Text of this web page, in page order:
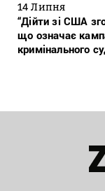
14 Липня
“Дійти зі США
що означає
кримінального